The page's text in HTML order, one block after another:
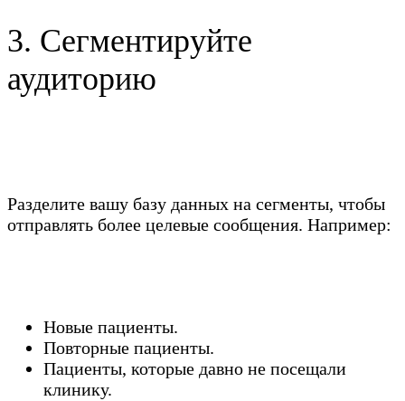
3. Сегментируйте
аудиторию
Разделите вашу базу данных на сегменты, чтобы
отправлять более целевые сообщения. Например:
Новые пациенты.
Повторные пациенты.
Пациенты, которые давно не посещали
клинику.